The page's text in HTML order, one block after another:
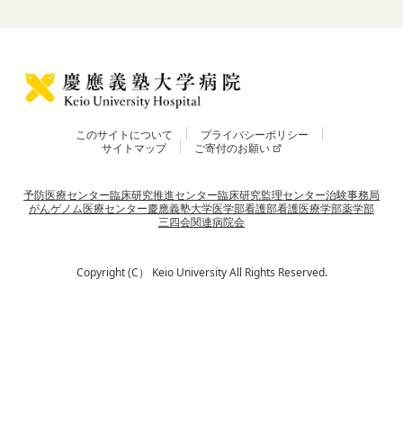
このサイトについて
プライバシーポリシー
サイトマップ
ご寄付のお願い
予防医療センター臨床研究推進センター臨床研究監理センター治験事務局
がんゲノム医療センター慶應義塾大学医学部看護部看護医療学部薬学部
三四会関連病院会
Copyright (C） Keio University All Rights Reserved.